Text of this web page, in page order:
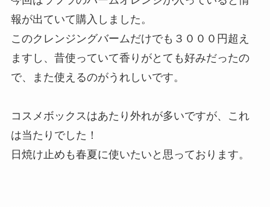
報が出ていて購入しました。
このクレンジングバームだけでも３０００円超え
ますし、昔使っていて香りがとても好みだったの
で、また使えるのがうれしいです。
コスメボックスはあたり外れが多いですが、これ
は当たりでした！
日焼け止めも春夏に使いたいと思っております。